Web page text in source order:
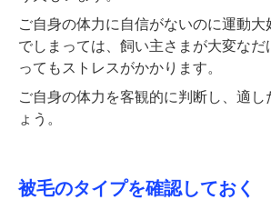
ご自身の体力に自信がないのに運動大
でしまっては、飼い主さまが大変なだ
ってもストレスがかかります。
ご自身の体力を客観的に判断し、適し
ょう。
被毛のタイプを確認しておく